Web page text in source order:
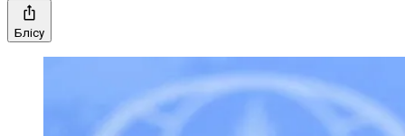
Бөлісу